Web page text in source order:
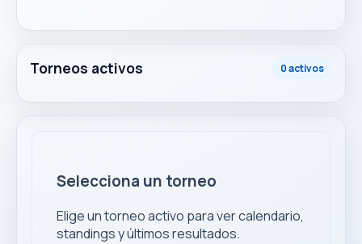
Torneos activos 0 activos
Selecciona un torneo
Elige un torneo activo para ver calendario,
standings y últimos resultados.